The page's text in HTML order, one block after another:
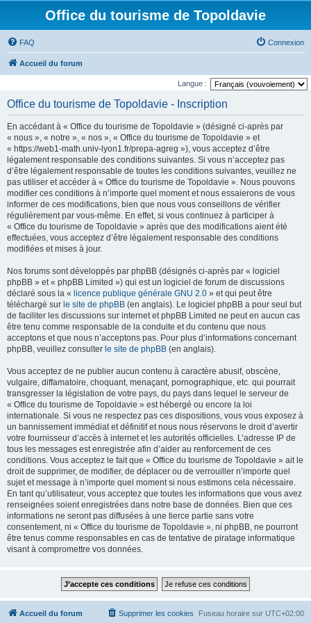
Office du tourisme de Topoldavie
FAQ Connexion
Accueil du forum
Langue :
Office du tourisme de Topoldavie - Inscription
En accédant à « Office du tourisme de Topoldavie » (désigné ci-après par
« nous », « notre », « nos », « Office du tourisme de Topoldavie » et
« https://web1-math.univ-lyon1.fr/prepa-agreg »), vous acceptez d’être
légalement responsable des conditions suivantes. Si vous n’acceptez pas
d’être légalement responsable de toutes les conditions suivantes, veuillez ne
pas utiliser et accéder à « Office du tourisme de Topoldavie ». Nous pouvons
modifier ces conditions à n’importe quel moment et nous essaierons de vous
informer de ces modifications, bien que nous vous conseillons de vérifier
régulièrement par vous-même. En effet, si vous continuez à participer à
« Office du tourisme de Topoldavie » après que des modifications aient été
effectuées, vous acceptez d’être légalement responsable des conditions
modifiées et mises à jour.
Nos forums sont développés par phpBB (désignés ci-après par « logiciel
phpBB » et « phpBB Limited ») qui est un logiciel de forum de discussions
déclaré sous la « licence publique générale GNU 2.0 » et qui peut être
téléchargé sur le site de phpBB (en anglais). Le logiciel phpBB a pour seul but
de faciliter les discussions sur internet et phpBB Limited ne peut en aucun cas
être tenu comme responsable de la conduite et du contenu que nous
acceptons et que nous n’acceptons pas. Pour plus d’informations concernant
phpBB, veuillez consulter le site de phpBB (en anglais).
Vous acceptez de ne publier aucun contenu à caractère abusif, obscène,
vulgaire, diffamatoire, choquant, menaçant, pornographique, etc. qui pourrait
transgresser la législation de votre pays, du pays dans lequel le serveur de
« Office du tourisme de Topoldavie » est hébergé ou encore la loi
internationale. Si vous ne respectez pas ces dispositions, vous vous exposez à
un bannissement immédiat et définitif et nous nous réservons le droit d’avertir
votre fournisseur d’accès à internet et les autorités officielles. L’adresse IP de
tous les messages est enregistrée afin d’aider au renforcement de ces
conditions. Vous acceptez le fait que « Office du tourisme de Topoldavie » ait le
droit de supprimer, de modifier, de déplacer ou de verrouiller n’importe quel
sujet et message à n’importe quel moment si nous estimons cela nécessaire.
En tant qu’utilisateur, vous acceptez que toutes les informations que vous avez
renseignées soient enregistrées dans notre base de données. Bien que ces
informations ne seront pas diffusées à une tierce partie sans votre
consentement, ni « Office du tourisme de Topoldavie », ni phpBB, ne pourront
être tenus comme responsables en cas de tentative de piratage informatique
visant à compromettre vos données.
Accueil du forum Fuseau horaire sur UTC+02:00
Supprimer les cookies